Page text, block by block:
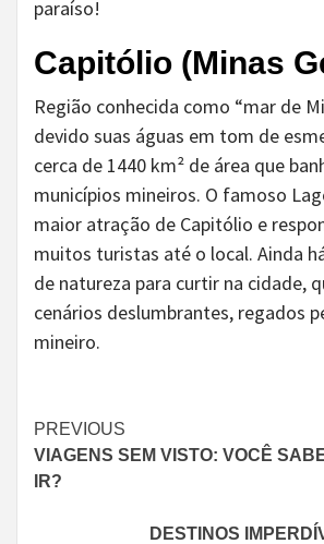
paraíso!
Capitólio (Minas
Região conhecida como “mar de
devido suas águas em tom de
cerca de 1440 km² de área que
municípios mineiros. O famoso
maior atração de Capitólio e
muitos turistas até o local. Ainda
de natureza para curtir na cidade,
cenários deslumbrantes, regados
mineiro.
Continue
Reading
PREVIOUS
VIAGENS SEM VISTO: VOCÊ
IR?
DESTINOS